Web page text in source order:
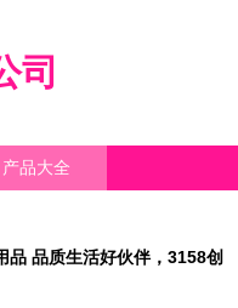
司
产品大全
品 品质生活好伙伴，3158创